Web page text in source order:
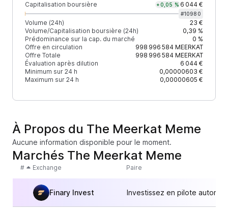
Capitalisation boursière +0,05 % 6 044 €
#10980
Volume (24h)
23 €
Volume/Capitalisation boursière (24h)
0,39 %
Prédominance sur la cap. du marché
0 %
Offre en circulation
998 996 584MEERKAT
Offre Totale
998 996 584MEERKAT
Évaluation après dilution
6 044 €
Minimum sur 24 h
0,00000603 €
Maximum sur 24 h
0,00000605 €
À Propos du The Meerkat Meme
Aucune information disponible pour le moment.
Marchés The Meerkat Meme
# Exchange Paire
Finary Invest Investissez en pilote